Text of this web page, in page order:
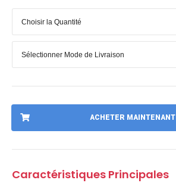
ACHETER MAINTENANT
Caractéristiques Principales